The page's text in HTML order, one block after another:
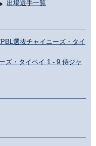
出場選手一覧
選抜チャイニーズ・タイ
ズ・タイペイ 1 - 9 侍ジャ